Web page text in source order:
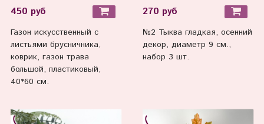
450 руб
Газон искусственный с
листьями брусничника,
коврик, газон трава
большой, пластиковый,
40*60 см.
270 руб
№2 Тыква гладкая, осенний
декор, диаметр 9 см.,
набор 3 шт.